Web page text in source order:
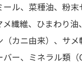
ル、菜種油、粉
メ繊維、ひまわり
カニ由来）、サメ
ー、ミネラル類